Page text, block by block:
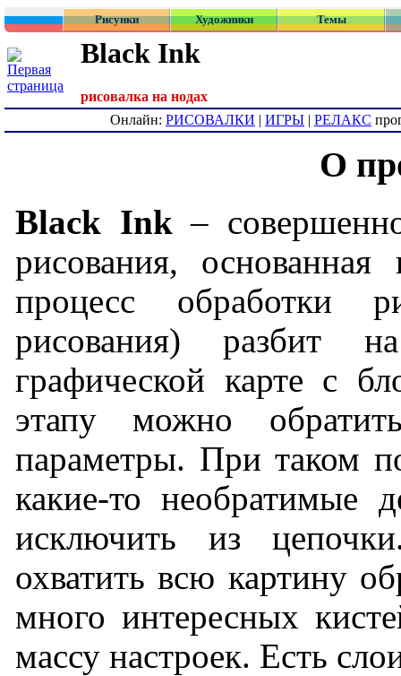
Рисунки Художники Темы
Black Ink
рисовалка на нодах
Онлайн: РИСОВАЛКИ | ИГРЫ | РЕЛАКС
О
Black Ink–
рисования,
процесс обработки
рисования) разбит
графической карте с
этапу можно
параметры. При таком
какие-то необратимые
исключить из
охватить всю картину
много интересных
массу настроек. Есть